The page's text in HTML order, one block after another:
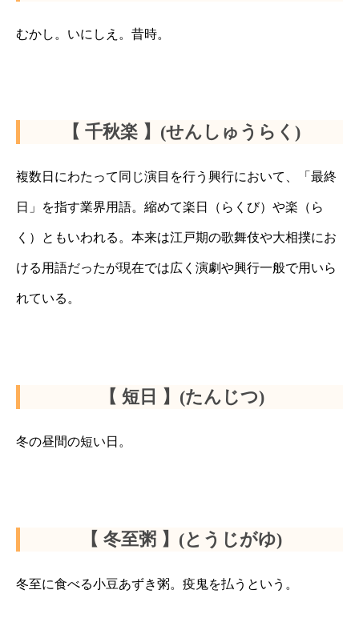
むかし。いにしえ。昔時。
【 千秋楽 】(せんしゅうらく)
複数日にわたって同じ演目を行う興行において、「最終
日」を指す業界用語。縮めて楽日（らくび）や楽（ら
く）ともいわれる。本来は江戸期の歌舞伎や大相撲にお
ける用語だったが現在では広く演劇や興行一般で用いら
れている。
【 短日 】(たんじつ)
冬の昼間の短い日。
【 冬至粥 】(とうじがゆ)
冬至に食べる小豆あずき粥。疫鬼を払うという。